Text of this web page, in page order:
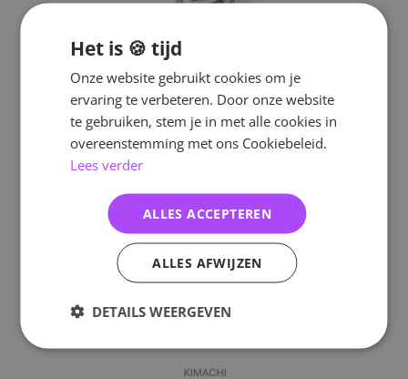
Het is 🍪 tijd
Onze website gebruikt cookies om je
ervaring te verbeteren. Door onze website
te gebruiken, stem je in met alle cookies in
overeenstemming met ons Cookiebeleid.
Lees verder
ALLES ACCEPTEREN
ALLES AFWIJZEN
DETAILS WEERGEVEN